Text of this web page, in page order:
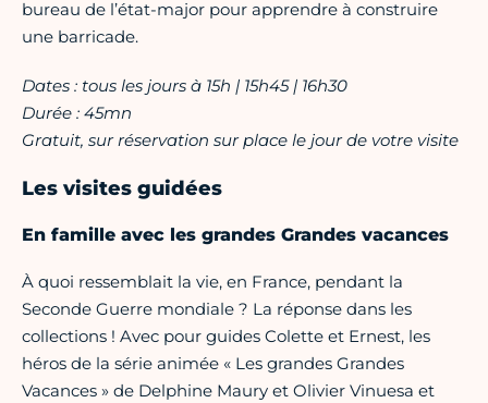
bureau de l’état-major pour apprendre à construire
une barricade.
Dates : tous les jours à 15h | 15h45 | 16h30
Durée : 45mn
Gratuit, sur réservation sur place le jour de votre visite
Les visites guidées
En famille avec les grandes Grandes vacances
À quoi ressemblait la vie, en France, pendant la
Seconde Guerre mondiale ? La réponse dans les
collections ! Avec pour guides Colette et Ernest, les
héros de la série animée « Les grandes Grandes
Vacances » de Delphine Maury et Olivier Vinuesa et